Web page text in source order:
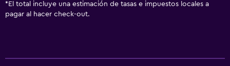
* El total incluye una estimación de tasas e impuestos locales a
pagar al hacer check-out.